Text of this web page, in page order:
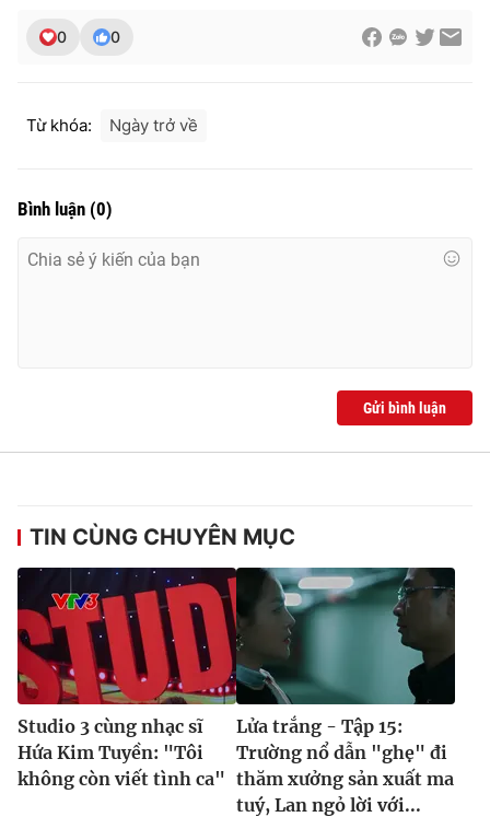
0 0
Từ khóa: Ngày trở về
Bình luận (0)
Gửi bình luận
TIN CÙNG CHUYÊN MỤC
Studio 3 cùng nhạc sĩ
Hứa Kim Tuyền: "Tôi
không còn viết tình ca"
Lửa trắng - Tập 15:
Trường nổ dẫn "ghẹ" đi
thăm xưởng sản xuất ma
tuý, Lan ngỏ lời với...